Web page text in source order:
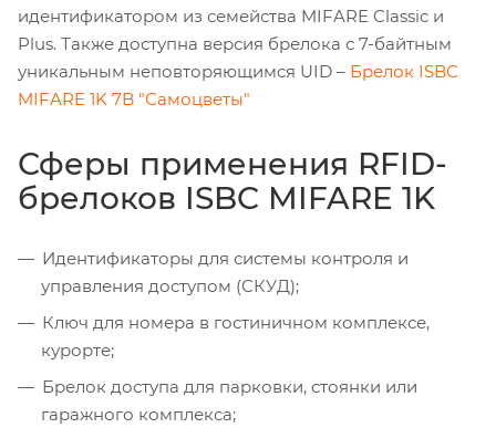
идентификатором из семейства MIFARE Classic и
Plus. Также доступна версия брелока с 7-байтным
уникальным неповторяющимся UID – Брелок ISBC
MIFARE 1K 7B "Самоцветы"
Сферы применения RFID-
брелоков ISBC MIFARE 1K
Идентификаторы для системы контроля и
управления доступом (СКУД);
Ключ для номера в гостиничном комплексе,
курорте;
Брелок доступа для парковки, стоянки или
гаражного комплекса;